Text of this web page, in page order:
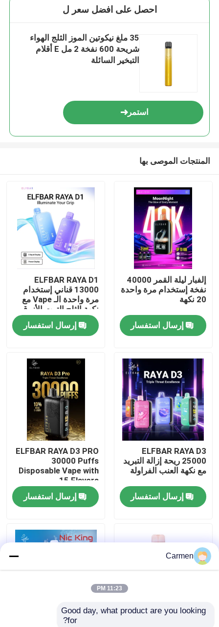
المنتجات
أشرطة فيديو
حول بنا
جولة في المعمل
ضبط الجودة
طلب اقتباس
احصل على افضل سعر ل
35 ملغ نيكوتين الموز الثلج الهواء
شريحة 600 نفخة 2 مل E أقلام
التبخير السائلة
استمر
المنتجات الموصى بها
إلفبار ليلة القمر 40000
نفخة إستخدام مرة واحدة
20 نكهة
إرسال استفسار
ELFBAR RAYA D1
13000 قناني إستخدام
مرة واحدة الـ Vape مع
نكهة الثلج التوت الأزرق
إرسال استفسار
ELFBAR RAYA D3
25000 ريحة إزالة التبريد
مع نكهة العنب الفراولة
إرسال استفسار
ELFBAR RAYA D3 PRO
30000 Puffs
Disposable Vape with
15 Flavors
إرسال استفسار
إلفبار نيكينغ نيكوتين
Carmen
11:23 PM
Good day, what product are you looking
for?